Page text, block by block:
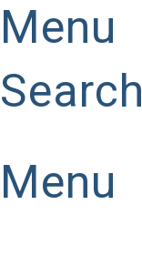
Menu
Search
Menu